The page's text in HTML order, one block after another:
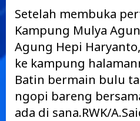
Setelah membuka
Kampung Mulya
Agung Hepi
ke kampung
Batin bermain bulu
ngopi bareng
ada di sana.RWK/